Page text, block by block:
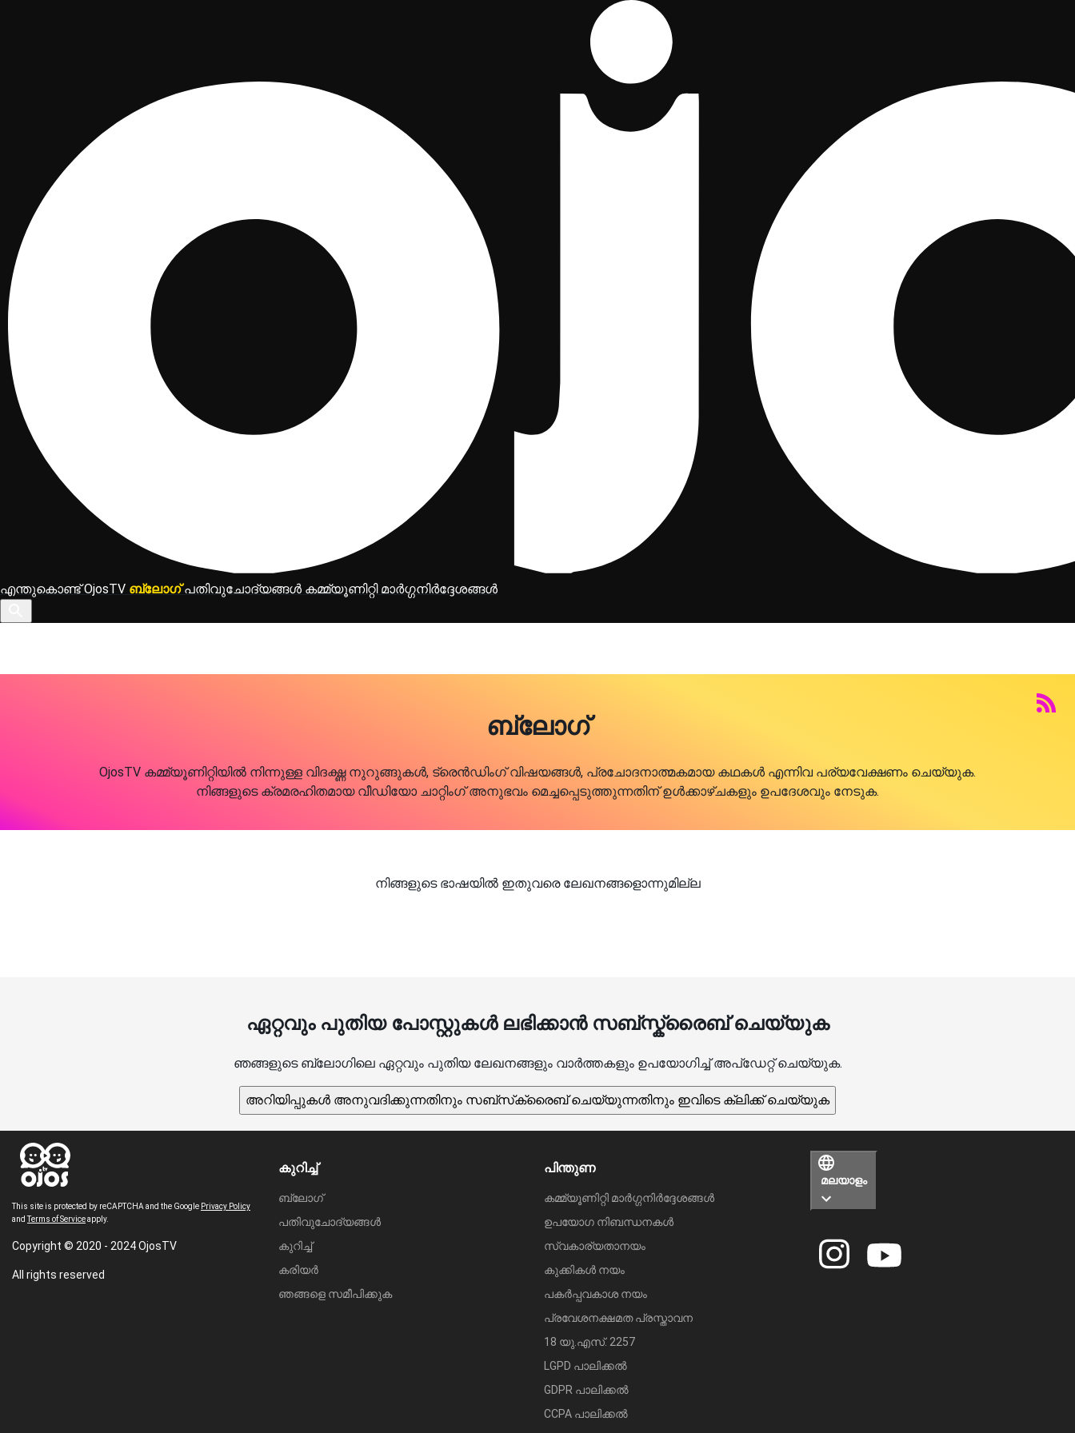
എന്തുകൊണ്ട് OjosTV ബ്ലോഗ് പതിവുചോദ്യങ്ങൾ കമ്മ്യൂണിറ്റി മാർഗ്ഗനിർദ്ദേശങ്ങൾ
ബ്ലോഗ്
OjosTV കമ്മ്യൂണിറ്റിയിൽ നിന്നുള്ള വിദഗ്ദ്ധ നുറുങ്ങുകൾ, ട്രെൻഡിംഗ് വിഷയങ്ങൾ, പ്രചോദനാത്മകമായ കഥകൾ എന്നിവ പര്യവേക്ഷണം ചെയ്യുക.
നിങ്ങളുടെ ക്രമരഹിതമായ വീഡിയോ ചാറ്റിംഗ് അനുഭവം മെച്ചപ്പെടുത്തുന്നതിന് ഉൾക്കാഴ്ചകളും ഉപദേശവും നേടുക.
നിങ്ങളുടെ ഭാഷയിൽ ഇതുവരെ ലേഖനങ്ങളൊന്നുമില്ല
ഏറ്റവും പുതിയ പോസ്റ്റുകൾ ലഭിക്കാൻ സബ്സ്ക്രൈബ് ചെയ്യുക
ഞങ്ങളുടെ ബ്ലോഗിലെ ഏറ്റവും പുതിയ ലേഖനങ്ങളും വാർത്തകളും ഉപയോഗിച്ച് അപ്ഡേറ്റ് ചെയ്യുക.
അറിയിപ്പുകൾ അനുവദിക്കുന്നതിനും സബ്‌സ്‌ക്രൈബ് ചെയ്യുന്നതിനും ഇവിടെ ക്ലിക്ക് ചെയ്യുക
This site is protected by reCAPTCHA and the Google Privacy Policy
andTerms of Serviceapply.
Copyright © 2020 - 2024 OjosTV
All rights reserved
കുറിച്ച്
ബ്ലോഗ്
പതിവുചോദ്യങ്ങൾ
കുറിച്ച്
കരിയർ
ഞങ്ങളെ സമീപിക്കുക
പിന്തുണ
കമ്മ്യൂണിറ്റി മാർഗ്ഗനിർദ്ദേശങ്ങൾ
ഉപയോഗ നിബന്ധനകൾ
സ്വകാര്യതാനയം
കുക്കികൾ നയം
പകർപ്പവകാശ നയം
പ്രവേശനക്ഷമത പ്രസ്താവന
18 യു.എസ്. 2257
LGPD പാലിക്കൽ
GDPR പാലിക്കൽ
CCPA പാലിക്കൽ
മലയാളം